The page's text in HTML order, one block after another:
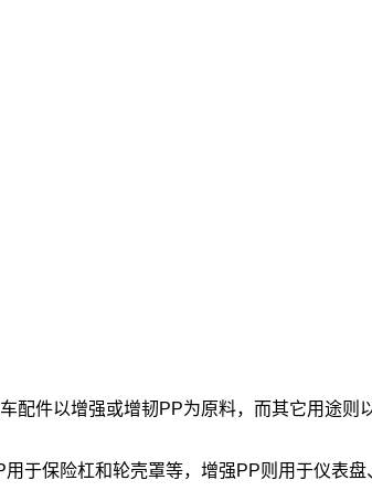
配件以增强或增韧PP为原料，而其它用途则
于保险杠和轮壳罩等，增强PP则用于仪表盘